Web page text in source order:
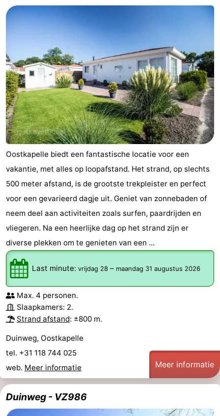
Oosterschelde
Burgh
-
Kop
van
Schouwen
-
Veere
-
Natuur
Oranjezon
-
Natuur
de
Mantelingen
-
Domburg
-
Westkapelle
-
Natuur
Walcherse
bos
-
Dishoek
-
Vlissingen
Middelburg
Zeeuws-
Vlaanderen
-
Sluis
-
Cadzand
-
Natuur
Weer
Oostkapelle biedt een fantastische locatie voor een
vakantie, met alles op loopafstand. Het strand, op slechts
500 meter afstand, is de grootste trekpleister en perfect
voor een gevarieerd dagje uit. Geniet van zonnebaden of
neem deel aan activiteiten zoals surfen, paardrijden en
vliegeren. Na een heerlijke dag op het strand zijn er
diverse plekken om te genieten van een ...
Last minute: vrijdag 28 – maandag 31 augustus 2026
Max. 4 personen.
Slaapkamers: 2.
Strand afstand: ±800 m.
Duinweg, Oostkapelle
tel. +31 118 744 025
web. Meer informatie Meer informatie
Duinweg - VZ986